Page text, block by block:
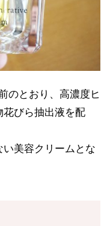
のとおり、高濃度ヒ
花びら抽出液を配
美容クリームとな